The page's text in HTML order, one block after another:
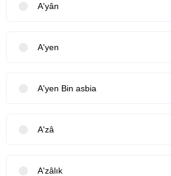
A'yân
A'yen
A'yen Bin asbia
A'zâ
A'zâlık